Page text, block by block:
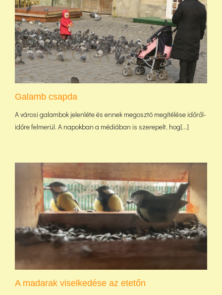
Galamb csapda
A városi galambok jelenléte és ennek megosztó megítélése időről-
időre felmerül. A napokban a médiában is szerepelt, hog[...]
A madarak viselkedése az etetőn